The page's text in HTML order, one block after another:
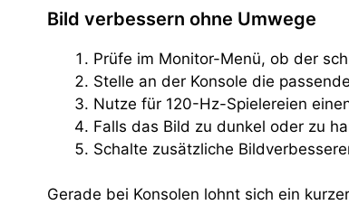
Bild verbessern ohne Umwege
Prüfe im Monitor-Menü, ob der
Stelle an der Konsole die
Nutze für 120-Hz-Spielereien
Falls das Bild zu dunkel oder zu
Schalte zusätzliche
Gerade bei Konsolen lohnt sich ein